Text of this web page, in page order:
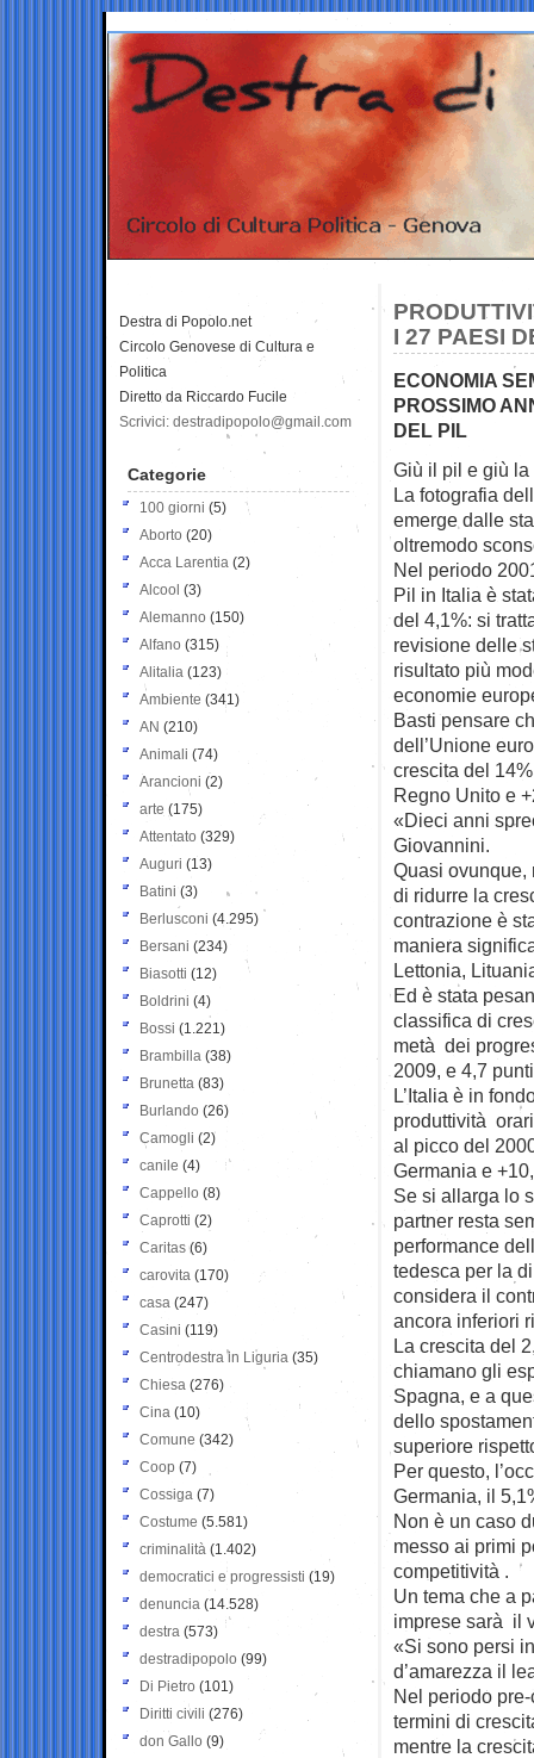
I 27 PAESI
ECONOMIA
PROSSIMO
DEL PIL
Giù il pil e giù
La fotografia
emerge dalle
oltremodo
Nel periodo
Pil in Italia è
del 4,1%: si
revisione delle
risultato più
economie
Basti pensare
dell’Unione
crescita del
Regno Unito e
«Dieci anni
Giovannini.
Quasi ovunque,
di ridurre la
contrazione è
maniera
Lettonia,
Ed è stata
classifica di
metà dei
2009, e 4,7
L’Italia è in
produttività
al picco del
Germania e
Se si allarga lo
partner resta
performance
tedesca per la
considera il
ancora inferiori
La crescita del
chiamano gli
Spagna, e a
dello
superiore
Per questo,
Germania, il
Non è un caso
messo ai primi
competitività .
Un tema che a
imprese sarà il
«Si sono persi
d’amarezza il
Nel periodo
termini di
mentre la
Destra di Popolo.net
Circolo Genovese di Cultura e
Politica
Diretto da Riccardo Fucile
Scrivici: destradipopolo@gmail.com
Categorie
100 giorni (5)
Aborto (20)
Acca Larentia (2)
Alcool (3)
Alemanno (150)
Alfano (315)
Alitalia (123)
Ambiente (341)
AN (210)
Animali (74)
Arancioni (2)
arte (175)
Attentato (329)
Auguri (13)
Batini (3)
Berlusconi (4.295)
Bersani (234)
Biasotti (12)
Boldrini (4)
Bossi (1.221)
Brambilla (38)
Brunetta (83)
Burlando (26)
Camogli (2)
canile (4)
Cappello (8)
Caprotti (2)
Caritas (6)
carovita (170)
casa (247)
Casini (119)
Centrodestra in Liguria (35)
Chiesa (276)
Cina (10)
Comune (342)
Coop (7)
Cossiga (7)
Costume (5.581)
criminalità (1.402)
democratici e progressisti (19)
denuncia (14.528)
destra (573)
destradipopolo (99)
Di Pietro (101)
Diritti civili (276)
don Gallo (9)